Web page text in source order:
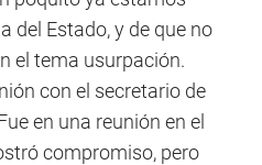
del Estado, y de que no
el tema usurpación.
con el secretario de
en una reunión en el
compromiso, pero